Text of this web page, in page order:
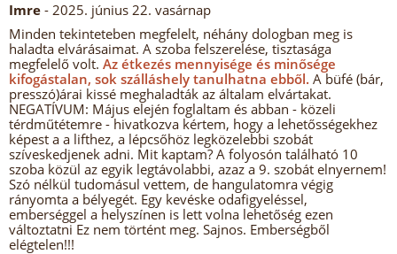
Imre - 2025. június 22. vasárnap
Minden tekinteteben megfelelt, néhány dologban meg is
haladta elvárásaimat. A szoba felszerelése, tisztasága
megfelelő volt. Az étkezés mennyisége és minősége
kifogástalan, sok szálláshely tanulhatna ebből. A büfé (bár,
presszó)árai kissé meghaladták az általam elvártakat.
NEGATÍVUM: Május elején foglaltam és abban - közeli
térdműtétemre - hivatkozva kértem, hogy a lehetősségekhez
képest a a lifthez, a lépcsőhöz legközelebbi szobát
szíveskedjenek adni. Mit kaptam? A folyosón található 10
szoba közül az egyik legtávolabbi, azaz a 9. szobát elnyernem!
Szó nélkül tudomásul vettem, de hangulatomra végig
rányomta a bélyegét. Egy kevéske odafigyeléssel,
emberséggel a helyszínen is lett volna lehetőség ezen
változtatni Ez nem történt meg. Sajnos. Emberségből
elégtelen!!!